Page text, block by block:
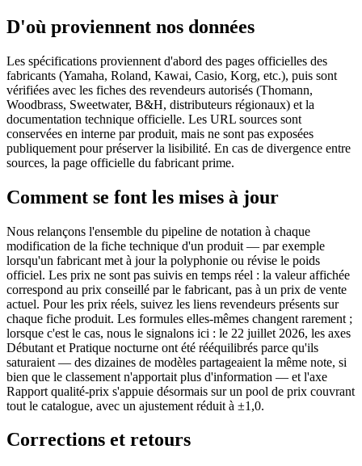
D'où proviennent nos données
Les spécifications proviennent d'abord des pages officielles des
fabricants (Yamaha, Roland, Kawai, Casio, Korg, etc.), puis sont
vérifiées avec les fiches des revendeurs autorisés (Thomann,
Woodbrass, Sweetwater, B&H, distributeurs régionaux) et la
documentation technique officielle. Les URL sources sont
conservées en interne par produit, mais ne sont pas exposées
publiquement pour préserver la lisibilité. En cas de divergence entre
sources, la page officielle du fabricant prime.
Comment se font les mises à jour
Nous relançons l'ensemble du pipeline de notation à chaque
modification de la fiche technique d'un produit — par exemple
lorsqu'un fabricant met à jour la polyphonie ou révise le poids
officiel. Les prix ne sont pas suivis en temps réel : la valeur affichée
correspond au prix conseillé par le fabricant, pas à un prix de vente
actuel. Pour les prix réels, suivez les liens revendeurs présents sur
chaque fiche produit. Les formules elles-mêmes changent rarement ;
lorsque c'est le cas, nous le signalons ici : le 22 juillet 2026, les axes
Débutant et Pratique nocturne ont été rééquilibrés parce qu'ils
saturaient — des dizaines de modèles partageaient la même note, si
bien que le classement n'apportait plus d'information — et l'axe
Rapport qualité-prix s'appuie désormais sur un pool de prix couvrant
tout le catalogue, avec un ajustement réduit à ±1,0.
Corrections et retours